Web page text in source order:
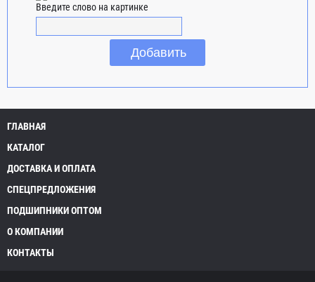
Введите слово на картинке
ГЛАВНАЯ
КАТАЛОГ
ДОСТАВКА И ОПЛАТА
СПЕЦПРЕДЛОЖЕНИЯ
ПОДШИПНИКИ ОПТОМ
О КОМПАНИИ
КОНТАКТЫ